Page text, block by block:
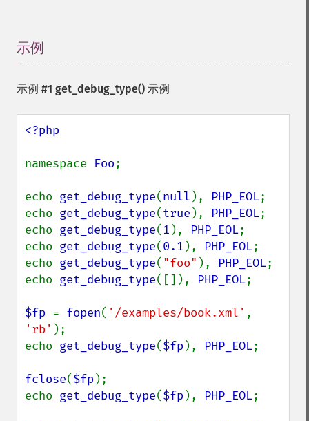
示例
示例 #1 get_debug_type() 示例
<?php
namespace Foo;
echo get_debug_type(null ), PHP_EOL;
echo get_debug_type(true ), PHP_EOL;
echo get_debug_type(1 ), PHP_EOL;
echo get_debug_type(0.1 ), PHP_EOL;
echo get_debug_type( "foo" ), PHP_EOL;
echo get_debug_type([]), PHP_EOL;
$fp = fopen( '/examples/book.xml'
'rb' );
echo get_debug_type($fp ), PHP_EOL;
fclose($fp );
echo get_debug_type($fp ), PHP_EOL;